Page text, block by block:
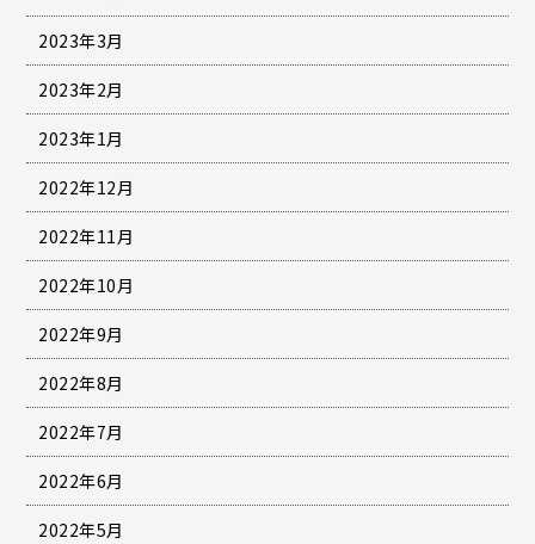
2023年3月
2023年2月
2023年1月
2022年12月
2022年11月
2022年10月
2022年9月
2022年8月
2022年7月
2022年6月
2022年5月